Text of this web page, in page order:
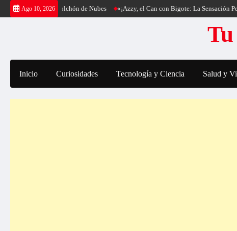
Saltar
al
Ago 10, 2026
y su Colchón de Nubes «¡Azzy, el Can con Bigote: La Sensación Peluda
Inicio Curiosidades Tecnología y Ciencia Salud y